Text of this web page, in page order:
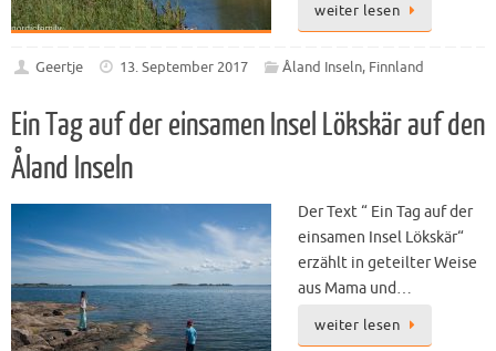
weiter lesen
Geertje 13. September 2017 Åland Inseln, Finnland
Ein Tag auf der einsamen Insel Lökskär auf den
Åland Inseln
Der Text “ Ein Tag auf der
einsamen Insel Lökskär“
erzählt in geteilter Weise
aus Mama und…
weiter lesen